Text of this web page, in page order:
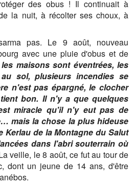
des obus ! Il continuait à
la nuit, à récolter ses choux, à
pas. Le 9 août, nouveau
avec une pluie d'obus et de
maisons sont éventrées, les
sol, plusieurs incendies se
n'est pas épargné, le clocher
bon. Il n'y a que quelques
miracle qu'il n'y eut pas de
mais la chose la plus hideuse
Kerlau de la Montagne du Salut
dans l'abri souterrain où
veille, le 8 août, ce fut au tour de
dont un jeune de 14 ans, d'être